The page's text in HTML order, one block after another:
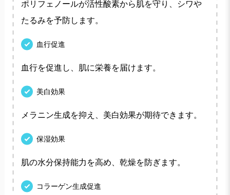
ポリフェノールが活性酸素から肌を守り、シワや
たるみを予防します。
血行促進
血行を促進し、肌に栄養を届けます。
美白効果
メラニン生成を抑え、美白効果が期待できます。
保湿効果
肌の水分保持能力を高め、乾燥を防ぎます。
コラーゲン生成促進